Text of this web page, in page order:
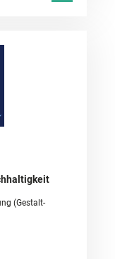
(Gestalt-